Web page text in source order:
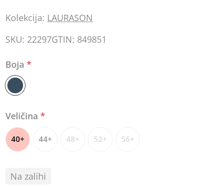
Kolekcija: LAURASON
SKU: 22297GTIN: 849851
Boja*
Veličina*
40+ 44+ 48+ 52+ 56+
Na zalihi